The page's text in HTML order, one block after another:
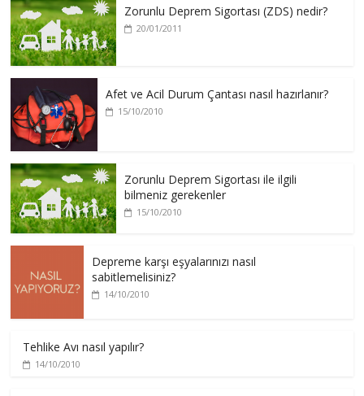
Zorunlu Deprem Sigortası (ZDS) nedir?
20/01/2011
Afet ve Acil Durum Çantası nasıl hazırlanır?
15/10/2010
Zorunlu Deprem Sigortası ile ilgili
bilmeniz gerekenler
15/10/2010
Depreme karşı eşyalarınızı nasıl
sabitlemelisiniz?
14/10/2010
Tehlike Avı nasıl yapılır?
14/10/2010